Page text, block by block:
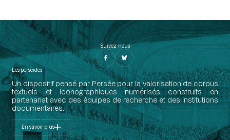
Suivez-nous
Les perséides
Un dispositif pensé par Persée pour la valorisation de corpus
textuels et iconographiques numérisés construits en
partenariat avec des équipes de recherche et des institutions
documentaires.
En savoir plus